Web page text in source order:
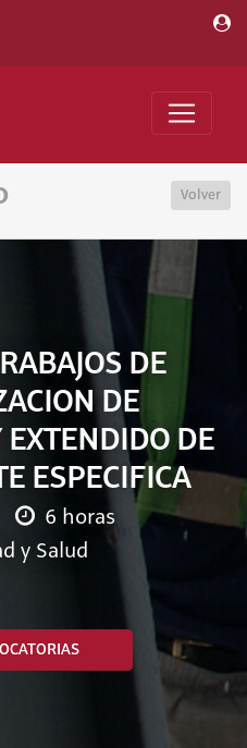
Volver
DE
DE
DE
ESPECIFICA
6 horas
y Salud